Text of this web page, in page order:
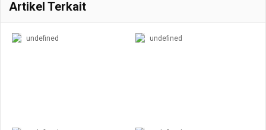
Artikel Terkait
undefined undefined